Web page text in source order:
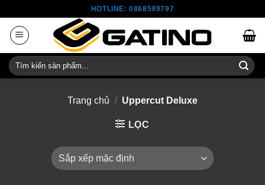
content
HOTLINE: 0868599797
Tìm
kiếm:
Trang chủ / Uppercut Deluxe
LỌC